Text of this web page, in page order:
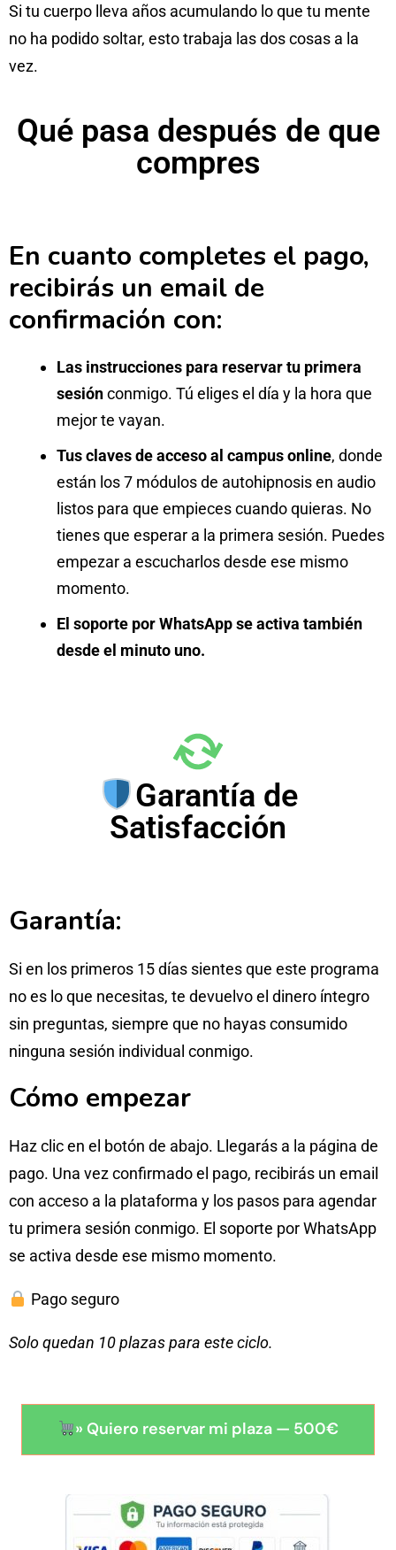
Si tu cuerpo lleva años acumulando lo que tu mente
no ha podido soltar, esto trabaja las dos cosas a la
vez.
Qué pasa después de que
compres
En cuanto completes el pago,
recibirás un email de
confirmación con:
Las instrucciones para reservar tu primera
sesiónconmigo. Tú eliges el día y la hora que
mejor te vayan.
Tus claves de acceso al campus online, donde
están los 7 módulos de autohipnosis en audio
listos para que empieces cuando quieras. No
tienes que esperar a la primera sesión. Puedes
empezar a escucharlos desde ese mismo
momento.
El soporte por WhatsApp se activa también
desde el minuto uno.
Garantía de
Satisfacción
Garantía:
Si en los primeros 15 días sientes que este programa
no es lo que necesitas, te devuelvo el dinero íntegro
sin preguntas, siempre que no hayas consumido
ninguna sesión individual conmigo.
Cómo empezar
Haz clic en el botón de abajo. Llegarás a la página de
pago. Una vez confirmado el pago, recibirás un email
con acceso a la plataforma y los pasos para agendar
tu primera sesión conmigo. El soporte por WhatsApp
se activa desde ese mismo momento.
Pago seguro
Solo quedan 10 plazas para este ciclo.
» Quiero reservar mi plaza — 500€